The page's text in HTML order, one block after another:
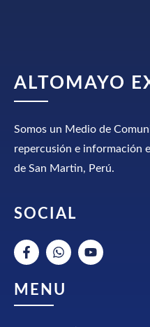
ALTOMAYO
Somos un Medio de
repercusión e información
de San Martin, Perú.
SOCIAL
MENU